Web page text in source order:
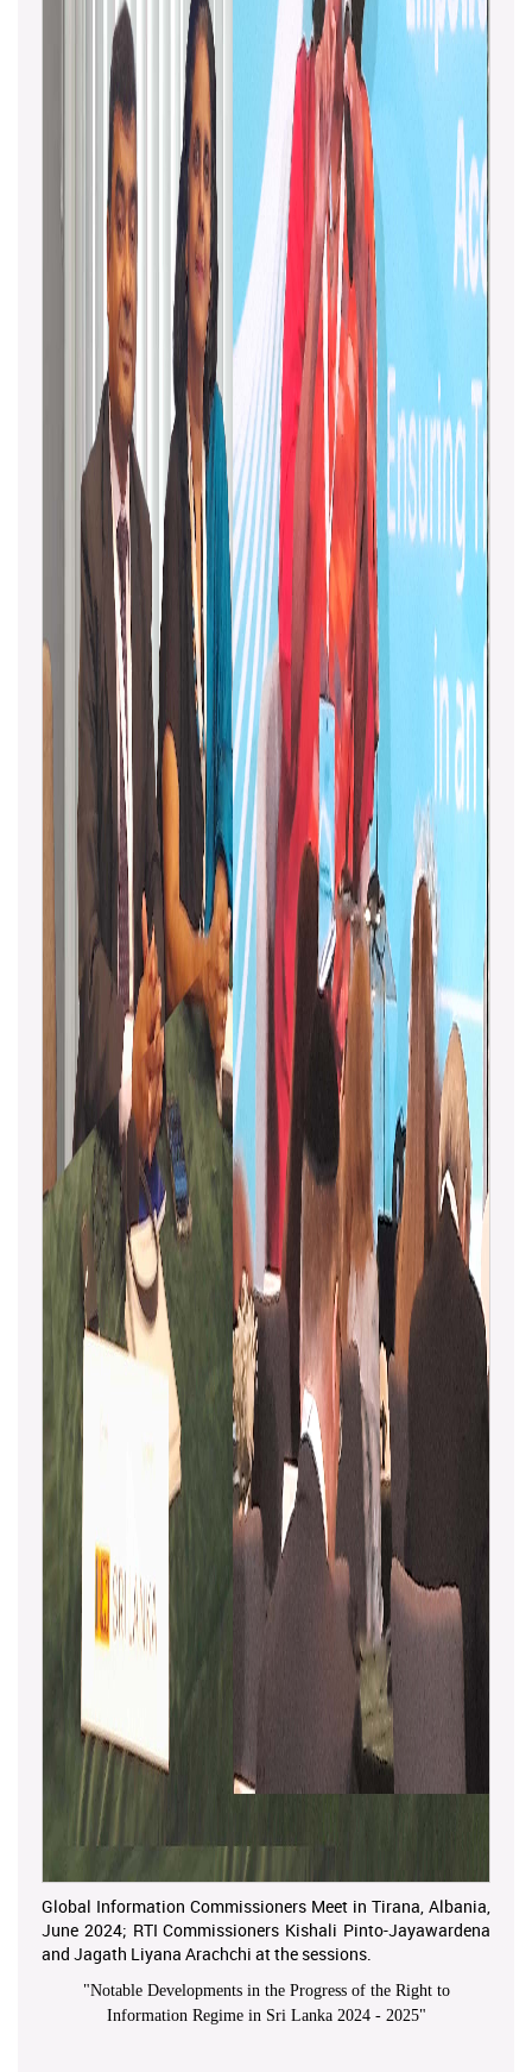
Global Information Commissioners Meet in Tirana, Albania,
June 2024; RTI Commissioners Kishali Pinto-Jayawardena
and Jagath Liyana Arachchi at the sessions.
"Notable Developments in the Progress of the Right to
Information Regime in Sri Lanka 2024 - 2025"